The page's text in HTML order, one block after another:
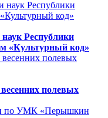
Республики
«Культурный код»
полевых